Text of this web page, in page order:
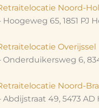
Noord-
Hoogeweg 65, 1851 PJ
Overijssel
Onderduikersweg 6,
Noord-
Abdijstraat 49, 5473